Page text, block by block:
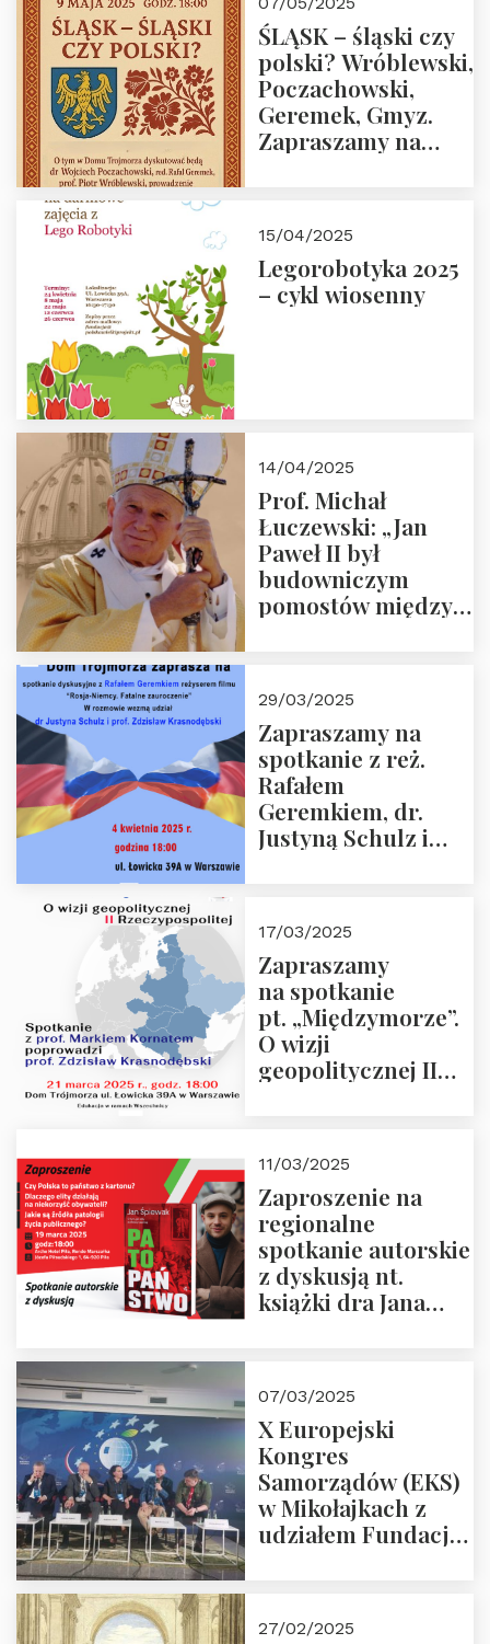
ŚLĄSK – śląski czy
polski? Wróblewski,
Poczachowski,
Geremek, Gmyz.
Zapraszamy na
Trójmorza.
15/04/2025
Legorobotyka 2025
– cykl wiosenny
14/04/2025
Prof. Michał
Łuczewski: „Jan
Paweł II był
budowniczym
pomostów między
29/03/2025
Zapraszamy na
spotkanie z reż.
Rafałem
Geremkiem, dr.
Justyną Schulz i
“Rosja-Niemcy…”
17/03/2025
Zapraszamy
na spotkanie
pt. „Międzymorze”.
O wizji
geopolitycznej II
i prof.
Krasnodębski
11/03/2025
Zaproszenie na
regionalne
spotkanie autorskie
z dyskusją nt.
książki dra Jana
07/03/2025
X Europejski
Kongres
Samorządów (EKS)
w Mikołajkach z
udziałem Fundacji
27/02/2025